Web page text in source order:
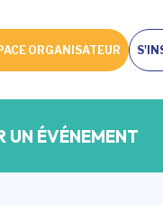
ORGANISATEUR
UN ÉVÉNEMENT